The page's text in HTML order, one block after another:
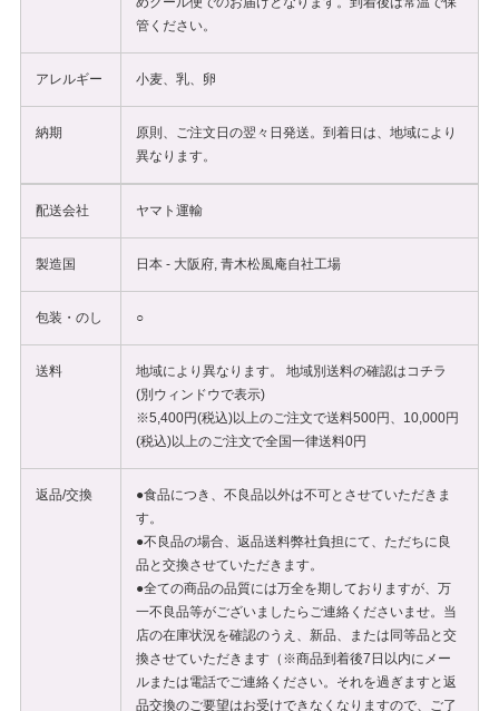
管ください。
アレルギー 小麦、乳、卵
納期
原則、ご注文日の翌々日発送。到着日は、地域により
異なります。
配送会社 ヤマト運輸
製造国 日本 - 大阪府, 青木松風庵自社工場
包装・のし ○
送料 地域により異なります。 地域別送料の確認はコチラ
(別ウィンドウで表示)
※5,400円(税込)以上のご注文で送料500円、10,000円
(税込)以上のご注文で全国一律送料0円
返品/交換
●食品につき、不良品以外は不可とさせていただきま
す。
●不良品の場合、返品送料弊社負担にて、ただちに良
品と交換させていただきます。
●全ての商品の品質には万全を期しておりますが、万
一不良品等がございましたらご連絡くださいませ。当
店の在庫状況を確認のうえ、新品、または同等品と交
換させていただきます（※商品到着後7日以内にメー
ルまたは電話でご連絡ください。それを過ぎますと返
品交換のご要望はお受けできなくなりますので、ご了